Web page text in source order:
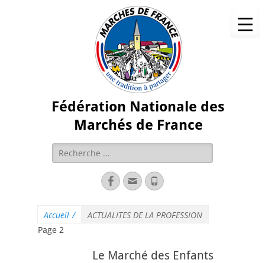
Fédération Nationale des
Marchés de France
Accueil /
ACTUALITES DE LA PROFESSION
Page 2
Le Marché des Enfants